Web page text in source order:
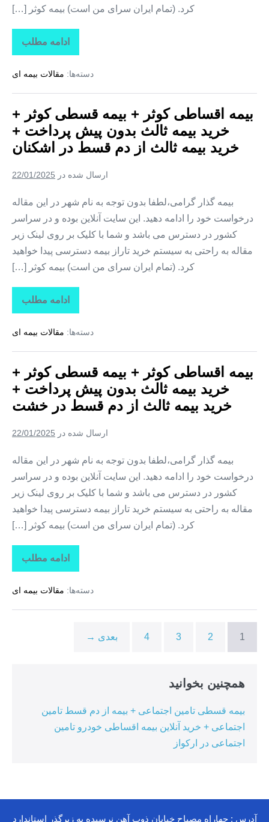
کرد. (تمام ایران سرای من است) بیمه کوثر […]
ادامه مطلب
بیمه
اقساطی
+
قسطی
+
خرید
بیمه
ثالث
بدون
پرداخت
+
بیمه
ثالث
از
دم
قسط
در
بنارویه
دسته‌ها: مقالات بیمه ای
بیمه اقساطی کوثر + بیمه قسطی کوثر +
خرید بیمه ثالث بدون پیش پرداخت +
خرید بیمه ثالث از دم قسط در اشکنان
ارسال شده در 22/01/2025
بیمه گذار گرامی،لطفا بدون توجه به نام شهر در این مقاله
درخواست خود را ادامه دهید. این سایت آنلاین بوده و در سراسر
کشور در دسترس می باشد و شما با کلیک بر روی لینک زیر
مقاله به راحتی به سیستم خرید تاراز بیمه دسترسی پیدا خواهید
کرد. (تمام ایران سرای من است) بیمه کوثر […]
ادامه مطلب
بیمه
اقساطی
+
قسطی
+
خرید
بیمه
ثالث
بدون
پرداخت
+
بیمه
ثالث
از
دم
قسط
در
اشکنان
دسته‌ها: مقالات بیمه ای
بیمه اقساطی کوثر + بیمه قسطی کوثر +
خرید بیمه ثالث بدون پیش پرداخت +
خرید بیمه ثالث از دم قسط در خشت
ارسال شده در 22/01/2025
بیمه گذار گرامی،لطفا بدون توجه به نام شهر در این مقاله
درخواست خود را ادامه دهید. این سایت آنلاین بوده و در سراسر
کشور در دسترس می باشد و شما با کلیک بر روی لینک زیر
مقاله به راحتی به سیستم خرید تاراز بیمه دسترسی پیدا خواهید
کرد. (تمام ایران سرای من است) بیمه کوثر […]
ادامه مطلب
بیمه
اقساطی
+
قسطی
بیمه
دسته‌ها: مقالات بیمه ای
1
2
3
4 بعدی →
همچنین بخوانید
بیمه قسطی تامین اجتماعی + بیمه از دم قسط تامین
اجتماعی + خرید آنلاین بیمه اقساطی خودرو تامین
اجتماعی در ارکواز
آدرس : چهاراه مصباح خیابان ذوب آهن نرسیده به زیرگذر استاندارد